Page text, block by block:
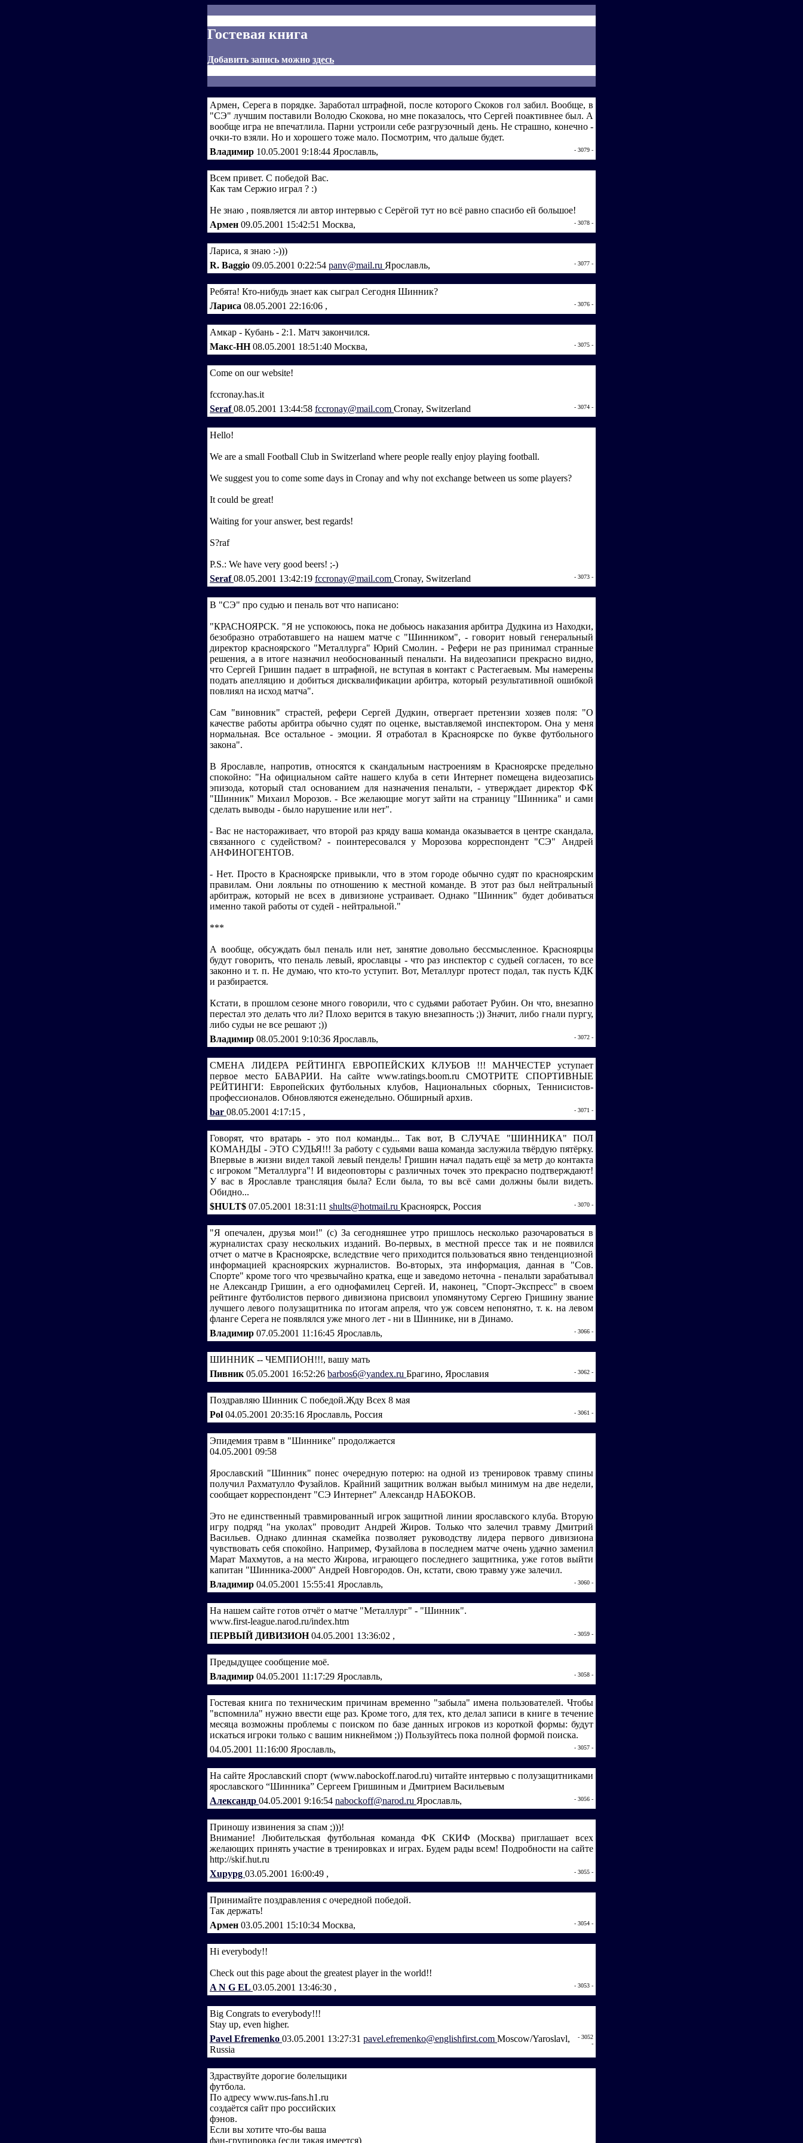
Гостевая книга
Добавить запись можно здесь
Армен, Серега в порядке. Заработал штрафной, после которого Скоков гол забил. Вообще, в
"СЭ" лучшим поставили Володю Скокова, но мне показалось, что Сергей поактивнее был. А
вообще игра не впечатлила. Парни устроили себе разгрузочный день. Не страшно, конечно -
очки-то взяли. Но и хорошего тоже мало. Посмотрим, что дальше будет.
Владимир 10.05.2001 9:18:44 Ярославль, - 3079 -
Всем привет. С победой Вас.
Как там Сержио играл ? :)
Не знаю , появляется ли автор интервью с Серёгой тут но всё равно спасибо ей большое!
Армен 09.05.2001 15:42:51 Москва, - 3078 -
Лариса, я знаю :-)))
R. Baggio 09.05.2001 0:22:54 panv@mail.ru Ярославль, - 3077 -
Ребята! Кто-нибудь знает как сыграл Сегодня Шинник?
Лариса 08.05.2001 22:16:06 , - 3076 -
Амкар - Кубань - 2:1. Матч закончился.
Макс-НН08.05.2001 18:51:40 Москва, - 3075 -
Come on our website!
fccronay.has.it
Seraf08.05.2001 13:44:58 fccronay@mail.com Cronay, Switzerland - 3074 -
Hello!
We are a small Football Club in Switzerland where people really enjoy playing football.
We suggest you to come some days in Cronay and why not exchange between us some players?
It could be great!
Waiting for your answer, best regards!
S?raf
P.S.: We have very good beers! ;-)
Seraf08.05.2001 13:42:19 fccronay@mail.com Cronay, Switzerland - 3073 -
В "СЭ" про судью и пеналь вот что написано:
"КРАСНОЯРСК. "Я не успокоюсь, пока не добьюсь наказания арбитра Дудкина из Находки,
безобразно отработавшего на нашем матче с "Шинником", - говорит новый генеральный
директор красноярского "Металлурга" Юрий Смолин. - Рефери не раз принимал странные
решения, а в итоге назначил необоснованный пенальти. На видеозаписи прекрасно видно,
что Сергей Гришин падает в штрафной, не вступая в контакт с Растегаевым. Мы намерены
подать апелляцию и добиться дисквалификации арбитра, который результативной ошибкой
повлиял на исход матча".
Сам "виновник" страстей, рефери Сергей Дудкин, отвергает претензии хозяев поля: "О
качестве работы арбитра обычно судят по оценке, выставляемой инспектором. Она у меня
нормальная. Все остальное - эмоции. Я отработал в Красноярске по букве футбольного
закона".
В Ярославле, напротив, относятся к скандальным настроениям в Красноярске предельно
спокойно: "На официальном сайте нашего клуба в сети Интернет помещена видеозапись
эпизода, который стал основанием для назначения пенальти, - утверждает директор ФК
"Шинник" Михаил Морозов. - Все желающие могут зайти на страницу "Шинника" и сами
сделать выводы - было нарушение или нет".
- Вас не настораживает, что второй раз кряду ваша команда оказывается в центре скандала,
связанного с судейством? - поинтересовался у Морозова корреспондент "СЭ" Андрей
АНФИНОГЕНТОВ.
- Нет. Просто в Красноярске привыкли, что в этом городе обычно судят по красноярским
правилам. Они лояльны по отношению к местной команде. В этот раз был нейтральный
арбитраж, который не всех в дивизионе устраивает. Однако "Шинник" будет добиваться
именно такой работы от судей - нейтральной."
***
А вообще, обсуждать был пеналь или нет, занятие довольно бессмысленное. Красноярцы
будут говорить, что пеналь левый, ярославцы - что раз инспектор с судьей согласен, то все
законно и т. п. Не думаю, что кто-то уступит. Вот, Металлург протест подал, так пусть КДК
и разбирается.
Кстати, в прошлом сезоне много говорили, что с судьями работает Рубин. Он что, внезапно
перестал это делать что ли? Плохо верится в такую внезапность ;)) Значит, либо гнали пургу,
либо судьи не все решают ;))
Владимир 08.05.2001 9:10:36 Ярославль, - 3072 -
СМЕНА ЛИДЕРА РЕЙТИНГА ЕВРОПЕЙСКИХ КЛУБОВ !!! МАНЧЕСТЕР уступает
первое место БАВАРИИ. На сайте www.ratings.boom.ru СМОТРИТЕ СПОРТИВНЫЕ
РЕЙТИНГИ: Европейских футбольных клубов, Национальных сборных, Теннисистов-
профессионалов. Обновляются еженедельно. Обширный архив.
bar 08.05.2001 4:17:15 , - 3071 -
Говорят, что вратарь - это пол команды... Так вот, В СЛУЧАЕ "ШИННИКА" ПОЛ
КОМАНДЫ - ЭТО СУДЬЯ!!! За работу с судьями ваша команда заслужила твёрдую пятёрку.
Впервые в жизни видел такой левый пендель! Гришин начал падать ещё за метр до контакта
с игроком "Металлурга"! И видеоповторы с различных точек это прекрасно подтверждают!
У вас в Ярославле трансляция была? Если была, то вы всё сами должны были видеть.
Обидно...
$HULT$ 07.05.2001 18:31:11 shults@hotmail.ru Красноярск, Россия - 3070 -
"Я опечален, друзья мои!" (с) За сегодняшнее утро пришлось несколько разочароваться в
журналистах сразу нескольких изданий. Во-первых, в местной прессе так и не появился
отчет о матче в Красноярске, вследствие чего приходится пользоваться явно тенденциозной
информацией красноярских журналистов. Во-вторых, эта информация, данная в "Сов.
Спорте" кроме того что чрезвычайно кратка, еще и заведомо неточна - пенальти зарабатывал
не Александр Гришин, а его однофамилец Сергей. И, наконец, "Спорт-Экспресс" в своем
рейтинге футболистов первого дивизиона присвоил упомянутому Сергею Гришину звание
лучшего левого полузащитника по итогам апреля, что уж совсем непонятно, т. к. на левом
фланге Серега не появлялся уже много лет - ни в Шиннике, ни в Динамо.
Владимир 07.05.2001 11:16:45 Ярославль, - 3066 -
ШИННИК -- ЧЕМПИОН!!!, вашу мать
Пивник 05.05.2001 16:52:26 barbos6@yandex.ru Брагино, Ярославия - 3062 -
Поздравляю Шинник С победой.Жду Всех 8 мая
Pol 04.05.2001 20:35:16 Ярославль, Россия - 3061 -
Эпидемия травм в "Шиннике" продолжается
04.05.2001 09:58
Ярославский "Шинник" понес очередную потерю: на одной из тренировок травму спины
получил Рахматулло Фузайлов. Крайний защитник волжан выбыл минимум на две недели,
сообщает корреспондент "СЭ Интернет" Александр НАБОКОВ.
Это не единственный травмированный игрок защитной линии ярославского клуба. Вторую
игру подряд "на уколах" проводит Андрей Жиров. Только что залечил травму Дмитрий
Васильев. Однако длинная скамейка позволяет руководству лидера первого дивизиона
чувствовать себя спокойно. Например, Фузайлова в последнем матче очень удачно заменил
Марат Махмутов, а на место Жирова, играющего последнего защитника, уже готов выйти
капитан "Шинника-2000" Андрей Новгородов. Он, кстати, свою травму уже залечил.
Владимир 04.05.2001 15:55:41 Ярославль, - 3060 -
На нашем сайте готов отчёт о матче "Металлург" - "Шинник".
www.first-league.narod.ru/index.htm
ПЕРВЫЙ ДИВИЗИОН04.05.2001 13:36:02 , - 3059 -
Предыдущее сообщение моё.
Владимир 04.05.2001 11:17:29 Ярославль, - 3058 -
Гостевая книга по техническим причинам временно "забыла" имена пользователей. Чтобы
"вспомнила" нужно ввести еще раз. Кроме того, для тех, кто делал записи в книге в течение
месяца возможны проблемы с поиском по базе данных игроков из короткой формы: будут
искаться игроки только с вашим никнеймом ;)) Пользуйтесь пока полной формой поиска.
04.05.2001 11:16:00 Ярославль, - 3057 -
На сайте Ярославский спорт (www.nabockoff.narod.ru) читайте интервью с полузащитниками
ярославского “Шинника” Сергеем Гришиным и Дмитрием Васильевым
Александр 04.05.2001 9:16:54 nabockoff@narod.ru Ярославль, - 3056 -
Приношу извинения за спам ;)))!
Внимание! Любительская футбольная команда ФК СКИФ (Москва) приглашает всех
желающих принять участие в тренировках и играх. Будем рады всем! Подробности на сайте
http://skif.hut.ru
Xupypg 03.05.2001 16:00:49 , - 3055 -
Принимайте поздравления с очередной победой.
Так держать!
Армен 03.05.2001 15:10:34 Москва, - 3054 -
Hi everybody!!
Check out this page about the greatest player in the world!!
A N G EL 03.05.2001 13:46:30 , - 3053 -
Big Congrats to everybody!!!
Stay up, even higher.
Pavel Efremenko 03.05.2001 13:27:31 pavel.efremenko@englishfirst.com Moscow/Yaroslavl,
Russia
- 3052
-
Здраствуйте дорогие болельщики
футбола.
По адресу www.rus-fans.h1.ru
создаётся сайт про российских
фэнов.
Если вы хотите что-бы ваша
фан-групировка (если такая имеется)